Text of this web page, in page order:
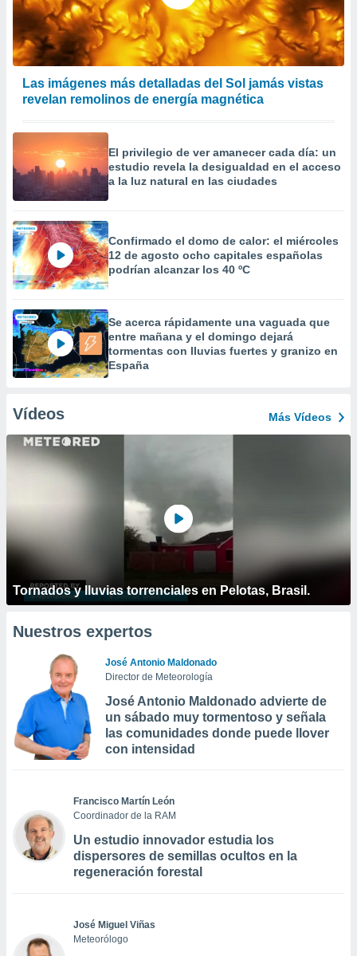
Las imágenes más detalladas del Sol jamás vistas
revelan remolinos de energía magnética
El privilegio de ver amanecer cada día: un
estudio revela la desigualdad en el acceso
a la luz natural en las ciudades
Confirmado el domo de calor: el miércoles
12 de agosto ocho capitales españolas
podrían alcanzar los 40 ºC
Se acerca rápidamente una vaguada que
entre mañana y el domingo dejará
tormentas con lluvias fuertes y granizo en
España
Vídeos Más Vídeos
Tornados y lluvias torrenciales en Pelotas, Brasil.
Nuestros expertos
José Antonio Maldonado
Director de Meteorología
José Antonio Maldonado advierte de
un sábado muy tormentoso y señala
las comunidades donde puede llover
con intensidad
Francisco Martín León
Coordinador de la RAM
Un estudio innovador estudia los
dispersores de semillas ocultos en la
regeneración forestal
José Miguel Viñas
Meteorólogo